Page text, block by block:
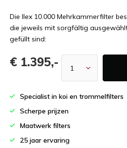
Die Ilex 10.000 Mehrkammerfilter
die jeweils mit sorgfältig
gefüllt sind:
€ 1.395,-
Specialist in koi en trommelfilters
Scherpe prijzen
Maatwerk filters
25 jaar ervaring